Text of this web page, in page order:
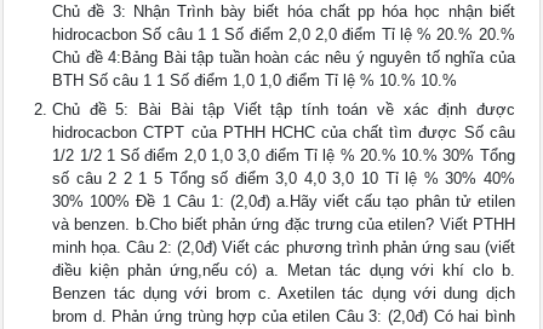
Chủ đề 3: Nhận Trình bày biết hóa chất pp hóa học nhận biết
hidrocacbon Số câu 1 1 Số điểm 2,0 2,0 điểm Tỉ lệ % 20.% 20.%
Chủ đề 4:Bảng Bài tập tuần hoàn các nêu ý nguyên tố nghĩa của
BTH Số câu 1 1 Số điểm 1,0 1,0 điểm Tỉ lệ % 10.% 10.%
Chủ đề 5: Bài Bài tập Viết tập tính toán về xác định được
hidrocacbon CTPT của PTHH HCHC của chất tìm được Số câu
1/2 1/2 1 Số điểm 2,0 1,0 3,0 điểm Tỉ lệ % 20.% 10.% 30% Tổng
số câu 2 2 1 5 Tổng số điểm 3,0 4,0 3,0 10 Tỉ lệ % 30% 40%
30% 100% Đề 1 Câu 1: (2,0đ) a.Hãy viết cấu tạo phân tử etilen
và benzen. b.Cho biết phản ứng đặc trưng của etilen? Viết PTHH
minh họa. Câu 2: (2,0đ) Viết các phương trình phản ứng sau (viết
điều kiện phản ứng,nếu có) a. Metan tác dụng với khí clo b.
Benzen tác dụng với brom c. Axetilen tác dụng với dung dịch
brom d. Phản ứng trùng hợp của etilen Câu 3: (2,0đ) Có hai bình